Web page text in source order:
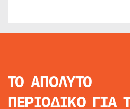
ΤΟ ΑΠΟΛΥΤΟ
ΠΕΡΙΟΔΙΚΟ ΓΙΑ